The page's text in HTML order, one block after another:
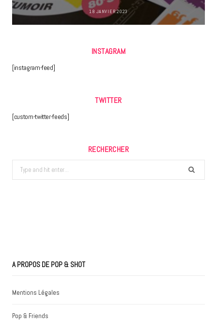
18 JANVIER 2023
INSTAGRAM
[instagram-feed]
TWITTER
[custom-twitter-feeds]
RECHERCHER
Search
for:
A PROPOS DE POP & SHOT
Mentions Légales
Pop & Friends